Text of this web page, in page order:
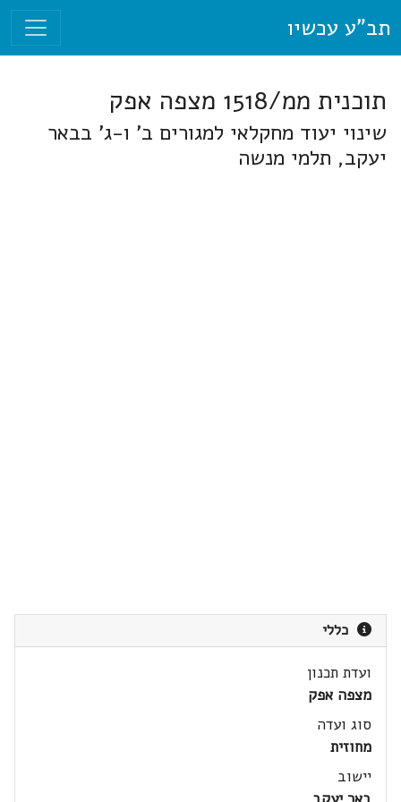
תב"ע עכשיו
תוכנית ממ/1518 מצפה אפק
שינוי יעוד מחקלאי למגורים ב' ו-ג' בבאר
יעקב, תלמי מנשה
כללי
ועדת תכנון
מצפה אפק
סוג ועדה
מחוזית
יישוב